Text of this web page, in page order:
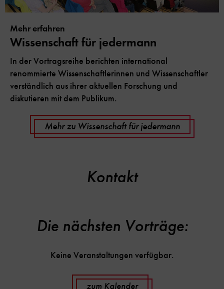
Mehr erfahren
Wissenschaft für jedermann
In der Vortragsreihe berichten international
renommierte Wissenschaftlerinnen und Wissenschaftler
verständlich aus ihrer aktuellen Forschung und
diskutieren mit dem Publikum.
Mehr zu Wissenschaft für jedermann
Kontakt
Die nächsten Vorträge:
Keine Veranstaltungen verfügbar.
zum Kalender